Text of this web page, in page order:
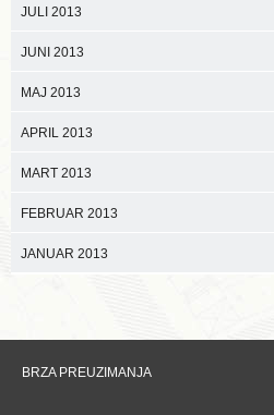
JULI 2013
JUNI 2013
MAJ 2013
APRIL 2013
MART 2013
FEBRUAR 2013
JANUAR 2013
BRZA PREUZIMANJA